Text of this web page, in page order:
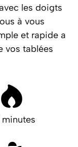
les doigts
à vous
et rapide a
vos tablées